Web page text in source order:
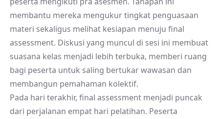
membantu mereka mengukur tingkat penguasaan
materi sekaligus melihat kesiapan menuju final
assessment. Diskusi yang muncul di sesi ini membuat
suasana kelas menjadi lebih terbuka, memberi ruang
bagi peserta untuk saling bertukar wawasan dan
membangun pemahaman kolektif.
Pada hari terakhir, final assessment menjadi puncak
dari perjalanan empat hari pelatihan. Peserta